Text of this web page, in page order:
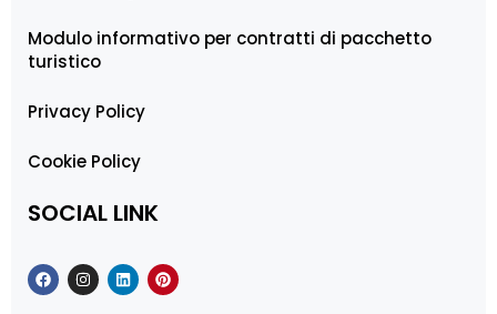
Modulo informativo per contratti di pacchetto
turistico
Privacy Policy
Cookie Policy
SOCIAL LINK